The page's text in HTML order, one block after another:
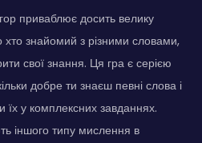
приваблює досить велику
хто знайомий з різними словами,
свої знання. Ця гра є серією
добре ти знаєш певні слова і
у комплексних завданнях.
іншого типу мислення в